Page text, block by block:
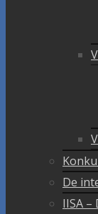
De
IISA